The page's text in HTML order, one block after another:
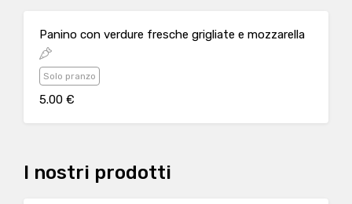
Panino con verdure fresche grigliate e mozzarella
Solo pranzo
5.00 €
I nostri prodotti